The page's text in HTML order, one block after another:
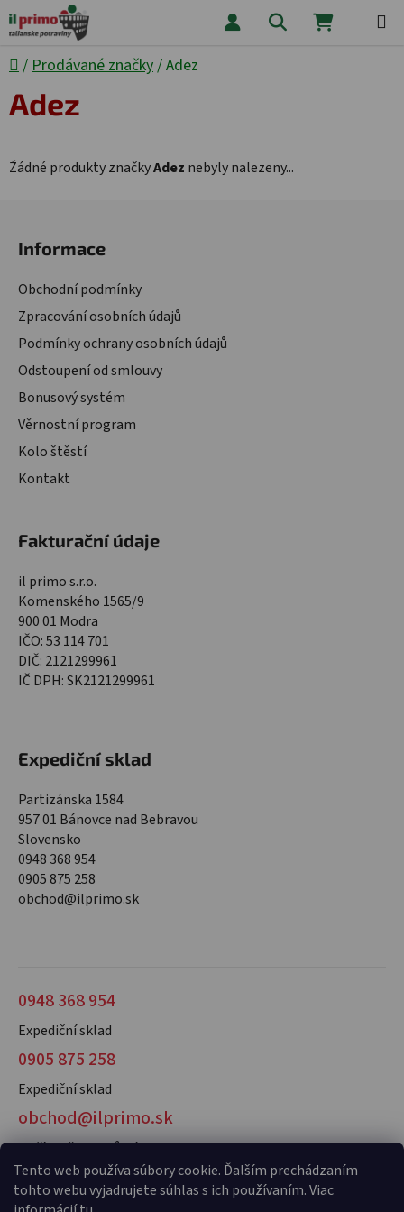
Tento web používa súbory cookie. Ďalším prechádzaním
tohto webu vyjadrujete súhlas s ich používaním. Viac
Přejít na obsah Hledat
Domů
/ Prodávané značky/Adez
Adez
Žádné produkty značkyAdez nebyly nalezeny...
Informace
Obchodní podmínky
Zpracování osobních údajů
Podmínky ochrany osobních údajů
Odstoupení od smlouvy
Bonusový systém
Věrnostní program
Kolo štěstí
Kontakt
Fakturační údaje
il primo s.r.o.
Komenského 1565/9
900 01 Modra
IČO: 53 114 701
DIČ: 2121299961
IČ DPH: SK2121299961
Expediční sklad
Partizánska 1584
957 01 Bánovce nad Bebravou
Slovensko
0948 368 954
0905 875 258
obchod@ilprimo.sk
0948 368 954
Expediční sklad
0905 875 258
Expediční sklad
obchod@ilprimo.sk
V případě dotazů nás kontaktujte